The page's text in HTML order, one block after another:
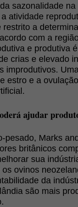
sazonalidade
atividade
a
com a
e produtiva
crias e elevado
improdutivos.
estro e a
ajudar
pesado, Marks
britânicos
sua
ovinos
da
são mais